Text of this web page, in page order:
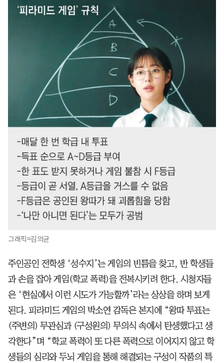
그래픽=김의균
주인공인 전학생 ‘성수지’는 게임의 빈틈을 찾고, 반 학생들
과 손을 잡아 게임(학교 폭력)을 전복시키려 한다. 시청자들
은 ‘현실에서 이런 시도가 가능할까’라는 상상을 하며 보게
된다. 피라미드 게임의 박소연 감독은 본지에 “왕따 투표는
(주변의) 무관심과 (구성원의) 무의식 속에서 탄생했다고 생
각한다”며 “학교 폭력이 또 다른 폭력으로 이어지지 않고 학
생들의 심리와 두뇌 게임을 통해 해결되는 구성이 작품의 특